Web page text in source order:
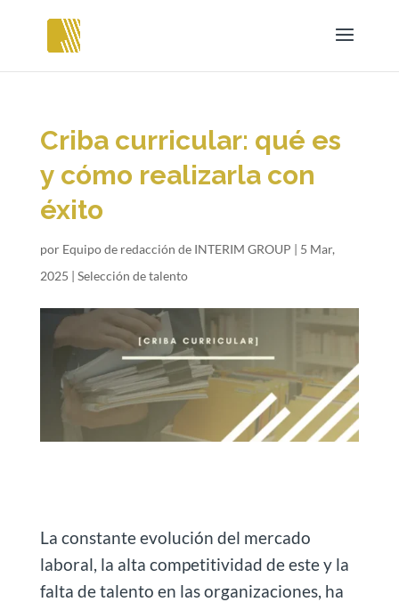
Criba curricular: qué es
y cómo realizarla con
éxito
por Equipo de redacción de INTERIM GROUP | 5 Mar,
2025 | Selección de talento
La constante evolución del mercado
laboral, la alta competitividad de este y la
falta de talento en las organizaciones, ha